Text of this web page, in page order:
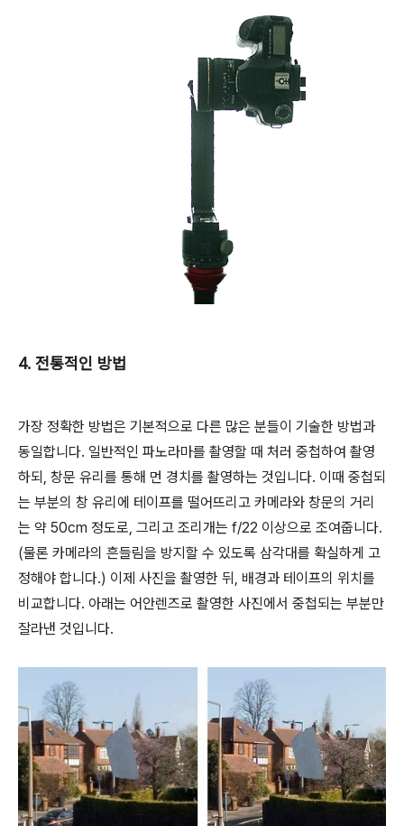
4. 전통적인 방법
가장 정확한 방법은 기본적으로 다른 많은 분들이 기술한 방법과
동일합니다. 일반적인 파노라마를 촬영할 때 처러 중첩하여 촬영
하되, 창문 유리를 통해 먼 경치를 촬영하는 것입니다. 이때 중첩되
는 부분의 창 유리에 테이프를 떨어뜨리고 카메라와 창문의 거리
는 약 50cm 정도로, 그리고 조리개는 f/22 이상으로 조여줍니다.
(물론 카메라의 흔들림을 방지할 수 있도록 삼각대를 확실하게 고
정해야 합니다.) 이제 사진을 촬영한 뒤, 배경과 테이프의 위치를
비교합니다. 아래는 어안렌즈로 촬영한 사진에서 중첩되는 부분만
잘라낸 것입니다.